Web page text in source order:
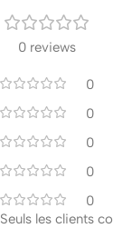
0 reviews
0
0
0
0
0
Seuls les clients